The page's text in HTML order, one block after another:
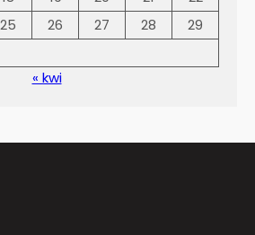
25 26 27 28
29
« kwi